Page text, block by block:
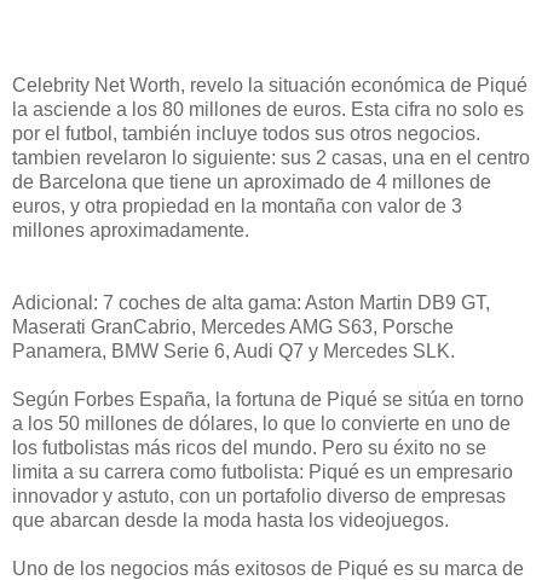
Celebrity Net Worth, revelo la situación económica de Piqué
la asciende a los 80 millones de euros. Esta cifra no solo es
por el futbol, también incluye todos sus otros negocios.
tambien revelaron lo siguiente: sus 2 casas, una en el centro
de Barcelona que tiene un aproximado de 4 millones de
euros, y otra propiedad en la montaña con valor de 3
millones aproximadamente.
Adicional: 7 coches de alta gama: Aston Martin DB9 GT,
Maserati GranCabrio, Mercedes AMG S63, Porsche
Panamera, BMW Serie 6, Audi Q7 y Mercedes SLK.
Según Forbes España, la fortuna de Piqué se sitúa en torno
a los 50 millones de dólares, lo que lo convierte en uno de
los futbolistas más ricos del mundo. Pero su éxito no se
limita a su carrera como futbolista: Piqué es un empresario
innovador y astuto, con un portafolio diverso de empresas
que abarcan desde la moda hasta los videojuegos.
Uno de los negocios más exitosos de Piqué es su marca de